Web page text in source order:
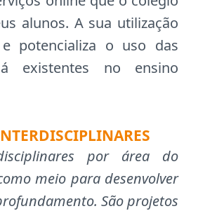
alunos. A sua utilização
potencializa o uso das
existentes no ensino
por área do
meio para desenvolver
São projetos